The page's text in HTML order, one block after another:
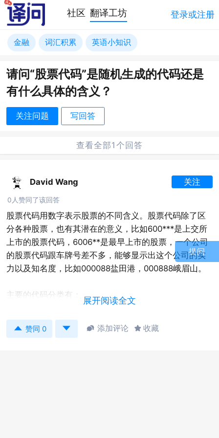
提问
社区 翻译工坊 登录或注册
金融 词汇积累 英语小知识
请问“股票代码”是随机生成的代码还是
有什么具体的含义？
关注问题 写回答
查看全部1个回答
David Wang 关注
0人赞同了该回答
股票代码用数字表示股票的不同含义。股票代码除了区
分各种股票，也有其潜在的意义，比如600***是上交所
上市的股票代码，6006**是最早上市的股票，一个公司
的股票代码跟车牌号差不多，能够显示出这个公司的实
力以及知名度，比如000088盐田港，000888峨眉山。
主要的代码分类有：
创业板的代码是300打头的股票代码
沪市A股
展开阅读全文
 赞同 0   添加评论  收藏